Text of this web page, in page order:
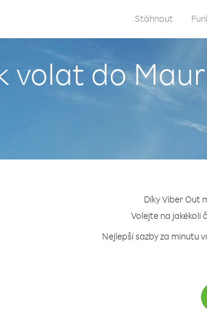
Stáhnout
volat do
Díky Viber Out
Volejte na jakékoli
Nejlepší sazby za minutu